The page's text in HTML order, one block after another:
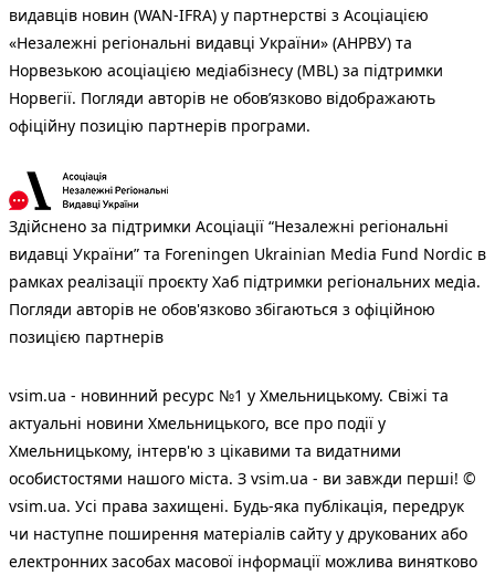
видавців новин (WAN-IFRA) у партнерстві з Асоціацією
«Незалежні регіональні видавці України» (АНРВУ) та
Норвезькою асоціацією медіабізнесу (MBL) за підтримки
Норвегії. Погляди авторів не обов’язково відображають
офіційну позицію партнерів програми.
Здійснено за підтримки Асоціації “Незалежні регіональні
видавці України” та Foreningen Ukrainian Media Fund Nordic в
рамках реалізації проєкту Хаб підтримки регіональних медіа.
Погляди авторів не обов'язково збігаються з офіційною
позицією партнерів
vsim.ua - новинний ресурс №1 у Хмельницькому. Свіжі та
актуальні новини Хмельницького, все про події у
Хмельницькому, інтерв'ю з цікавими та видатними
особистостями нашого міста. З vsim.ua - ви завжди перші! ©
vsim.ua. Усі права захищені. Будь-яка публiкацiя, передрук
чи наступне поширення матеріалів сайту у друкованих або
електронних засобах масової інформації можлива винятково